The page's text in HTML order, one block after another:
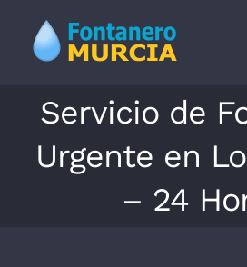
contenido
Servicio de
Urgente en
– 24